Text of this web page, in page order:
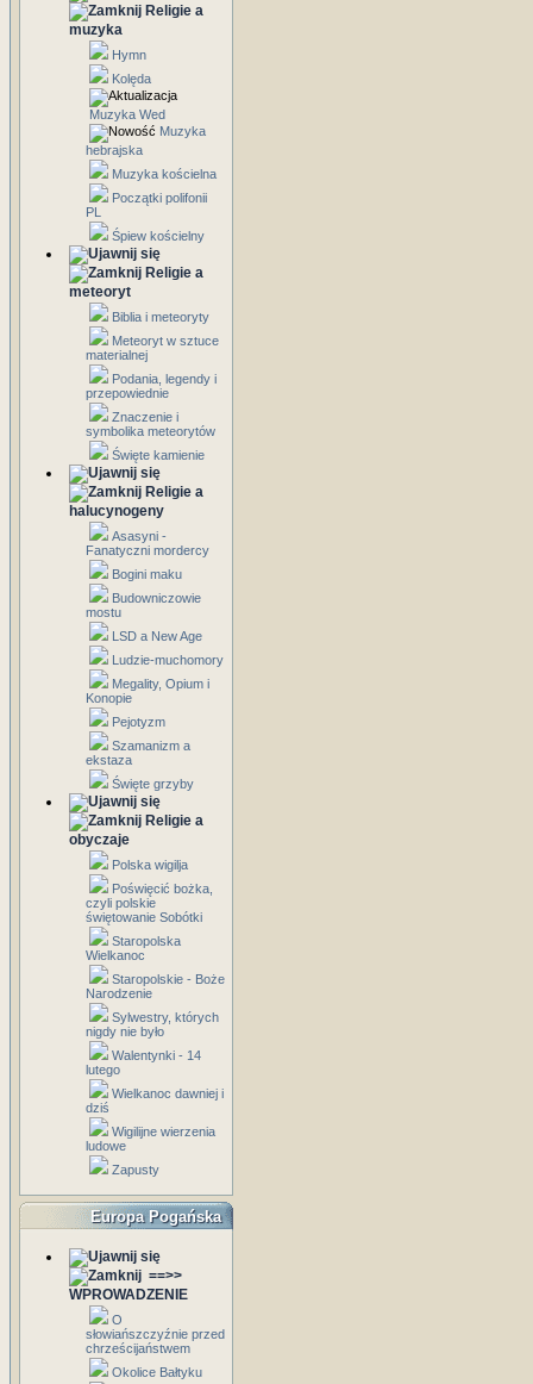
Religie a
muzyka
Hymn
Kolęda
Muzyka Wed
Muzyka
hebrajska
Muzyka kościelna
Początki polifonii
PL
Śpiew kościelny
Religie a
meteoryt
Biblia i meteoryty
Meteoryt w sztuce
materialnej
Podania, legendy i
przepowiednie
Znaczenie i
symbolika meteorytów
Święte kamienie
Religie a
halucynogeny
Asasyni -
Fanatyczni mordercy
Bogini maku
Budowniczowie
mostu
LSD a New Age
Ludzie-muchomory
Megality, Opium i
Konopie
Pejotyzm
Szamanizm a
ekstaza
Święte grzyby
Religie a
obyczaje
Polska wigilja
Poświęcić bożka,
czyli polskie
świętowanie Sobótki
Staropolska
Wielkanoc
Staropolskie - Boże
Narodzenie
Sylwestry, których
nigdy nie było
Walentynki - 14
lutego
Wielkanoc dawniej i
dziś
Wigilijne wierzenia
ludowe
Zapusty
Europa Pogańska
==>>
WPROWADZENIE
O
słowiańszczyźnie przed
chrześcijaństwem
Okolice Bałtyku